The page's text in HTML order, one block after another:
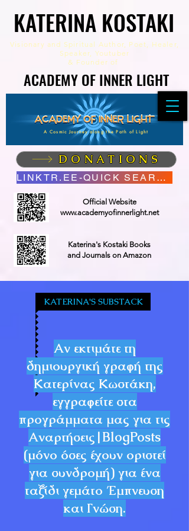
KATERINA KOSTAKI
KATERINA KOSTAKI
Visionary and Spiritual Author, Poet, Healer,
Speaker, Youtuber
& Founder of
ACADEMY OF INNER LIGHT
ACADEMY OF INNER LIGHT
A Cosmic Journey along the Path of Light
DONATIONS
LINKTR.EE-QUICK SEARCH
Official Website
www.academyofinnerlight.net
Katerina's Kostaki Books
and Journals on Amazon
KATERINA'S SUBSTACK
Αν εκτιμάτε τη
δημιουργική γραφή της
Κατερίνας Κωστάκη,
εγγραφείτε στα
προγράμματα μας για τις
Αναρτήσεις|BlogPosts
(μόνο όσες έχουν οριστεί
για συνδρομή) για ένα
ταξίδι γεμάτο Έμπνευση
και Γνώση.